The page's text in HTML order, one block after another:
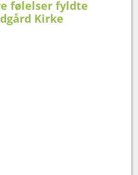
følelser fyldte
Kirke